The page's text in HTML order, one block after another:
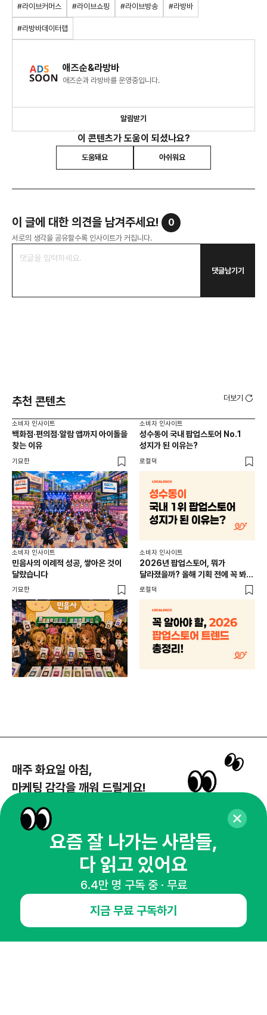
#라이브커머스 #라이브쇼핑 #라이브방송 #라방바
#라방바데이터랩
애즈순&라방바
애즈순과 라방바를 운영중입니다.
알림받기
이 콘텐츠가 도움이 되셨나요?
도움돼요 아쉬워요
이 글에 대한 의견을 남겨주세요! 0
서로의 생각을 공유할수록 인사이트가 커집니다.
댓글남기기
추천 콘텐츠 더보기
소비자 인사이트
백화점·편의점·알람 앱까지 아이돌을
찾는 이유
기묘한
소비자 인사이트
성수동이 국내 팝업스토어 No.1
성지가 된 이유는?
로컬덕
소비자 인사이트
민음사의 이례적 성공, 쌓아온 것이
달랐습니다
기묘한
소비자 인사이트
2026년 팝업스토어, 뭐가
달라졌을까? 올해 기획 전에 꼭 봐야
할 트렌드 4가지
로컬덕
매주 화요일 아침,
마케팅 감각을 깨워 드릴게요!
뉴스레터 구독하기
오픈애즈란
요즘 잘 나가는 사람들,
다 읽고 있어요
6.4만 명 구독 중 · 무료
지금 무료 구독하기